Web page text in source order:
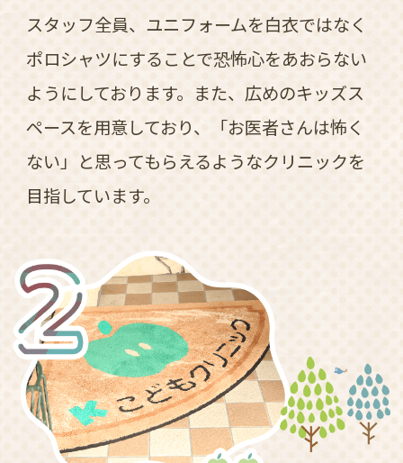
スタッフ全員、ユニフォームを白衣ではなく
ポロシャツにすることで恐怖心をあおらない
ようにしております。また、広めのキッズス
ペースを用意しており、「お医者さんは怖く
ない」と思ってもらえるようなクリニックを
目指しています。